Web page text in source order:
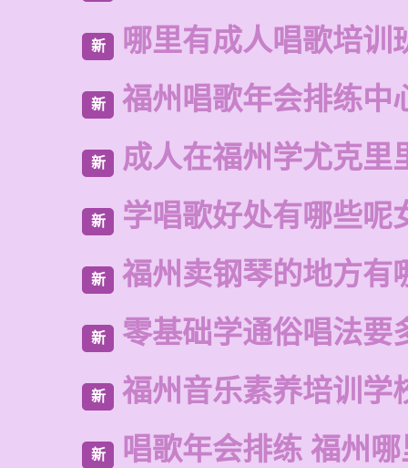
新 哪里有成人唱歌培训
新 福州唱歌年会排练中
新 成人在福州学尤克里
新 学唱歌好处有哪些呢
新 福州卖钢琴的地方有
新 零基础学通俗唱法要
新 福州音乐素养培训学
新 唱歌年会排练 福州